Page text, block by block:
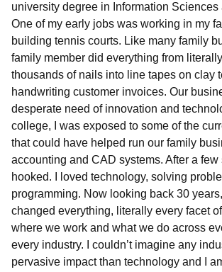
university degree in Information Sciences
One of my early jobs was working in my
building tennis courts. Like many family
family member did everything from
thousands of nails into line tapes on clay
handwriting customer invoices. Our
desperate need of innovation and
college, I was exposed to some of the
that could have helped run our family
accounting and CAD systems. After a few
hooked. I loved technology, solving
programming. Now looking back 30
changed everything, literally every facet
where we work and what we do across
every industry. I couldn’t imagine any
pervasive impact than technology and I